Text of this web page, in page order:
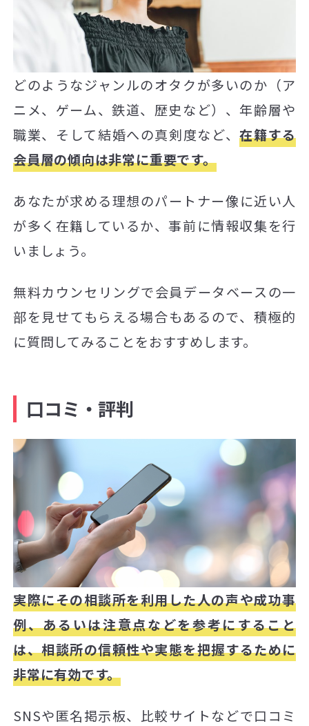
どのようなジャンルのオタクが多いのか（ア
ニメ、ゲーム、鉄道、歴史など）、年齢層や
職業、そして結婚への真剣度など、在籍する
会員層の傾向は非常に重要です。
あなたが求める理想のパートナー像に近い人
が多く在籍しているか、事前に情報収集を行
いましょう。
無料カウンセリングで会員データベースの一
部を見せてもらえる場合もあるので、積極的
に質問してみることをおすすめします。
口コミ・評判
実際にその相談所を利用した人の声や成功事
例、あるいは注意点などを参考にすること
は、相談所の信頼性や実態を把握するために
非常に有効です。
SNSや匿名掲示板、比較サイトなどで口コミ